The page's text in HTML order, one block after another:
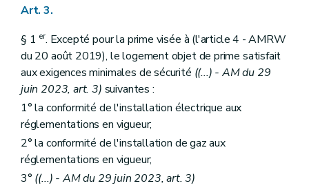
Art. 3.
§ 1 er. Excepté pour la prime visée à (l'article 4 - AMRW
du 20 août 2019), le logement objet de prime satisfait
aux exigences minimales de sécurité ((...) - AM du 29
juin 2023, art. 3) suivantes :
1° la conformité de l'installation électrique aux
réglementations en vigueur;
2° la conformité de l'installation de gaz aux
réglementations en vigueur;
3° ((...) - AM du 29 juin 2023, art. 3)